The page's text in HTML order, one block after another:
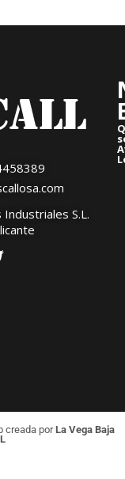
S.L.
creada porLa Vega Baja